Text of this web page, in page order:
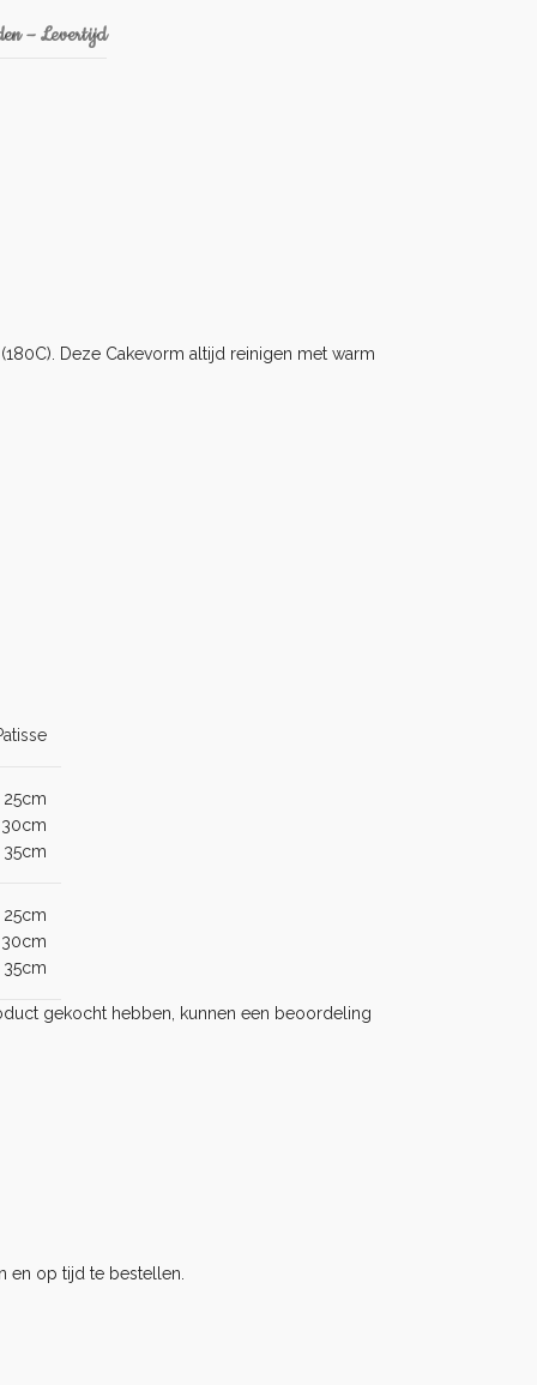
– Levertijd
Deze Cakevorm altijd reinigen met warm
25cm
35cm
25cm
30cm
35cm
gekocht hebben, kunnen een beoordeling
en op tijd te bestellen.